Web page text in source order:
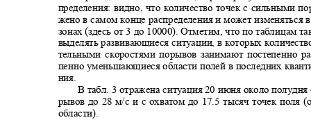
пределения: видно, что количество точек с сильными
жено в самом конце распределения и может
зонах (здесь от 3 до 10000). Отметим, что по таблицам
выделять развивающиеся ситуации, в которых
тельными скоростями порывов занимают постепенно
пенно уменьшающиеся области полей в последних
ния.
В табл. 3 отражена ситуация 20 июня около
рывов до 28 м/с и с охватом до 17.5 тысяч точек
области).